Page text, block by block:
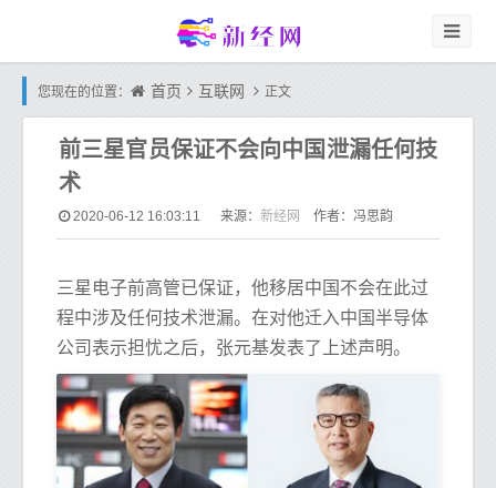
您现在的位置： 首页 互联网 正文
前三星官员保证不会向中国泄漏任何技
术
2020-06-12 16:03:11 来源： 新经网 作者：冯思韵
三星电子前高管已保证，他移居中国不会在此过
程中涉及任何技术泄漏。在对他迁入中国半导体
公司表示担忧之后，张元基发表了上述声明。